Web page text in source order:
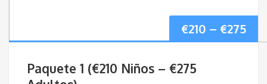
€210 – €275
Paquete 1 (€210 Niños – €275